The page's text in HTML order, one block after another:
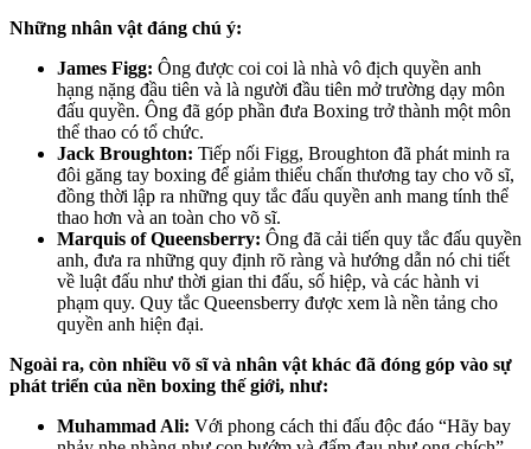
Những nhân vật đáng chú ý:
James Figg: Ông được coi coi là nhà vô địch quyền anh
hạng nặng đầu tiên và là người đầu tiên mở trường dạy môn
đấu quyền. Ông đã góp phần đưa Boxing trở thành một môn
thể thao có tổ chức.
Jack Broughton: Tiếp nối Figg, Broughton đã phát minh ra
đôi găng tay boxing để giảm thiểu chấn thương tay cho võ sĩ,
đồng thời lập ra những quy tắc đấu quyền anh mang tính thể
thao hơn và an toàn cho võ sĩ.
Marquis of Queensberry: Ông đã cải tiến quy tắc đấu quyền
anh, đưa ra những quy định rõ ràng và hướng dẫn nó chi tiết
về luật đấu như thời gian thi đấu, số hiệp, và các hành vi
phạm quy. Quy tắc Queensberry được xem là nền tảng cho
quyền anh hiện đại.
Ngoài ra, còn nhiều võ sĩ và nhân vật khác đã đóng góp vào sự
phát triển của nền boxing thế giới, như:
Muhammad Ali: Với phong cách thi đấu độc đáo “Hãy bay